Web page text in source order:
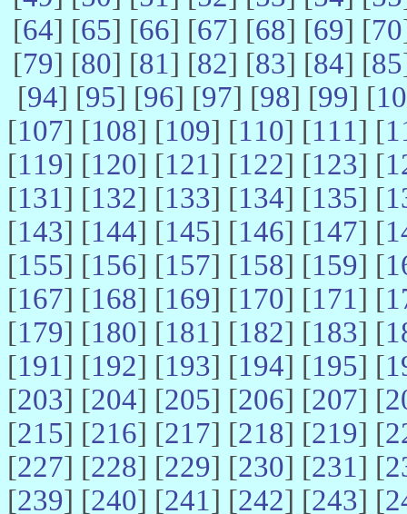
[64] [65] [66] [67] [68] [69] [70
[79] [80] [81] [82] [83] [84] [85
[94] [95] [96] [97] [98] [99] [
[107] [108] [109] [110] [111] [
[119] [120] [121] [122] [123] [
[131] [132] [133] [134] [135] [
[143] [144] [145] [146] [147] [
[155] [156] [157] [158] [159] [
[167] [168] [169] [170] [171] [
[179] [180] [181] [182] [183] [
[191] [192] [193] [194] [195] [
[203] [204] [205] [206] [207] [
[215] [216] [217] [218] [219] [
[227] [228] [229] [230] [231] [
[239] [240] [241] [242] [243] [